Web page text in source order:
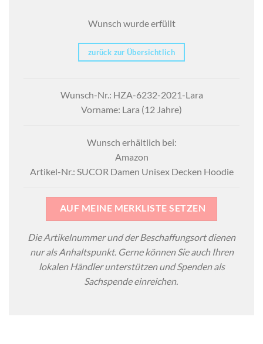
Wunsch wurde erfüllt
zurück zur Übersichtlich
Wunsch-Nr.: HZA-6232-2021-Lara
Vorname: Lara (12 Jahre)
Wunsch erhältlich bei:
Amazon
Artikel-Nr.: SUCOR Damen Unisex Decken Hoodie
AUF MEINE MERKLISTE SETZEN
Die Artikelnummer und der Beschaffungsort dienen
nur als Anhaltspunkt. Gerne können Sie auch Ihren
lokalen Händler unterstützen und Spenden als
Sachspende einreichen.